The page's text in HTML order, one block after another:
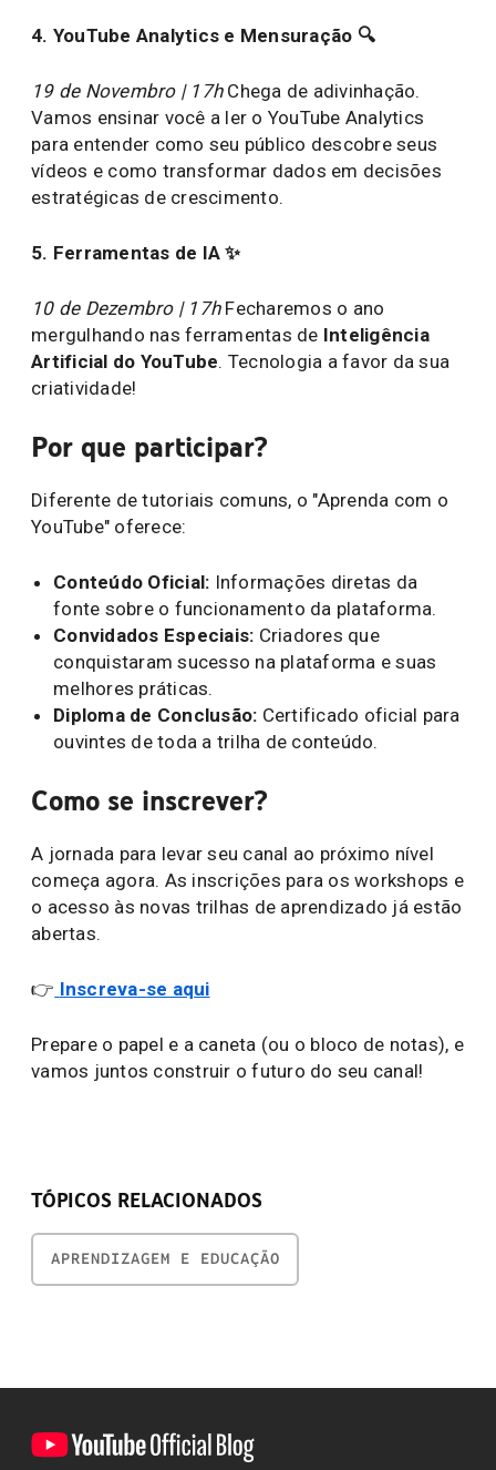
4. YouTube Analytics e Mensuração 🔍
19 de Novembro | 17hChega de adivinhação.
Vamos ensinar você a ler o YouTube Analytics
para entender como seu público descobre seus
vídeos e como transformar dados em decisões
estratégicas de crescimento.
5. Ferramentas de IA ✨
10 de Dezembro | 17hFecharemos o ano
mergulhando nas ferramentas de Inteligência
Artificial do YouTube. Tecnologia a favor da sua
criatividade!
Por que participar?
Diferente de tutoriais comuns, o "Aprenda com o
YouTube" oferece:
Conteúdo Oficial: Informações diretas da
fonte sobre o funcionamento da plataforma.
Convidados Especiais: Criadores que
conquistaram sucesso na plataforma e suas
melhores práticas.
Diploma de Conclusão: Certificado oficial para
ouvintes de toda a trilha de conteúdo.
Como se inscrever?
A jornada para levar seu canal ao próximo nível
começa agora. As inscrições para os workshops e
o acesso às novas trilhas de aprendizado já estão
abertas.
👉 Inscreva-se aqui
Prepare o papel e a caneta (ou o bloco de notas), e
vamos juntos construir o futuro do seu canal!
TÓPICOS RELACIONADOS
APRENDIZAGEM E EDUCAÇÃO